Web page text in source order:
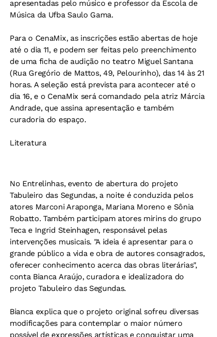
apresentadas pelo músico e professor da Escola de
Música da Ufba Saulo Gama.
Para o CenaMix, as inscrições estão abertas de hoje
até o dia 11, e podem ser feitas pelo preenchimento
de uma ficha de audição no teatro Miguel Santana
(Rua Gregório de Mattos, 49, Pelourinho), das 14 às 21
horas. A seleção está prevista para acontecer até o
dia 16, e o CenaMix será comandado pela atriz Márcia
Andrade, que assina apresentação e também
curadoria do espaço.
Literatura
No Entrelinhas, evento de abertura do projeto
Tabuleiro das Segundas, a noite é conduzida pelos
atores Marconi Araponga, Mariana Moreno e Sônia
Robatto. Também participam atores mirins do grupo
Teca e Ingrid Steinhagen, responsável pelas
intervenções musicais. "A ideia é apresentar para o
grande público a vida e obra de autores consagrados,
oferecer conhecimento acerca das obras literárias",
conta Bianca Araújo, curadora e idealizadora do
projeto Tabuleiro das Segundas.
Bianca explica que o projeto original sofreu diversas
modificações para contemplar o maior número
possível de expressões artísticas e conquistar uma